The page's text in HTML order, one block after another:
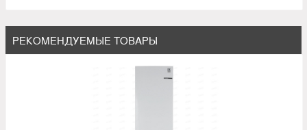
РЕКОМЕНДУЕМЫЕ ТОВАРЫ